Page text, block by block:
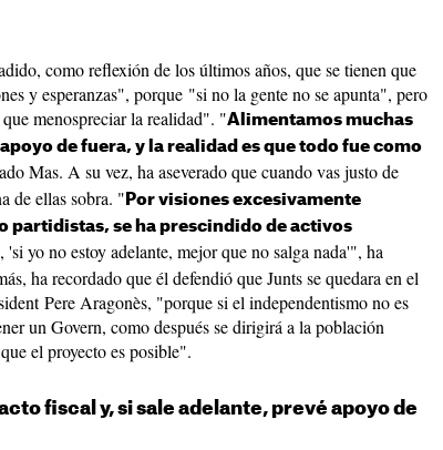
como reflexión de los últimos años, que se tienen que
y esperanzas", porque "si no la gente no se apunta", pero
menospreciar la realidad". "Alimentamos muchas
de fuera, y la realidad es que todo fue como
Mas. A su vez, ha aseverado que cuando vas justo de
de ellas sobra. " Por visiones excesivamente
partidistas, se ha prescindido de activos
, 'si yo no estoy adelante, mejor que no salga nada'", ha
ha recordado que él defendió que Junts se quedara en el
Pere Aragonès, "porque si el independentismo no es
un Govern, como después se dirigirá a la población
el proyecto es posible".
fiscal y, si sale adelante, prevé apoyo de